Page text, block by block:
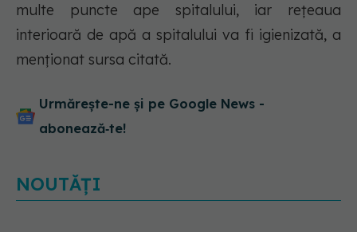
multe puncte ape spitalului, iar reţeaua
interioară de apă a spitalului va fi igienizată, a
menţionat sursa citată.
Urmărește-ne și pe Google News -
abonează‑te!
NOUTĂȚI